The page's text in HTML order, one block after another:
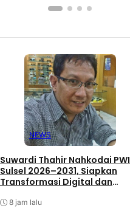
NEWS
Suwardi Thahir Nahkodai PWI
Sulsel 2026–2031, Siapkan
Transformasi Digital dan
8 jam lalu